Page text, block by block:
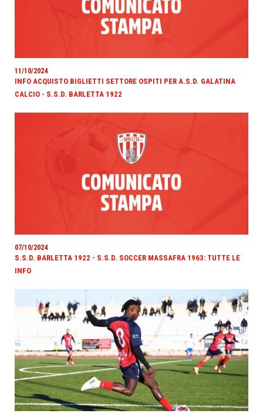
11/10/2024
INFO ACQUISTO BIGLIETTI SETTORE OSPITI PER A.S.D. GALATINA
CALCIO - S.S.D. BARLETTA 1922
07/10/2024
S.S.D. BARLETTA 1922 - S.S.D. SOCCER MASSAFRA 1963: TUTTE LE
INFO